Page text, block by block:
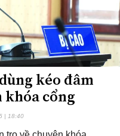
kéo đâm
cổng
| 18:40